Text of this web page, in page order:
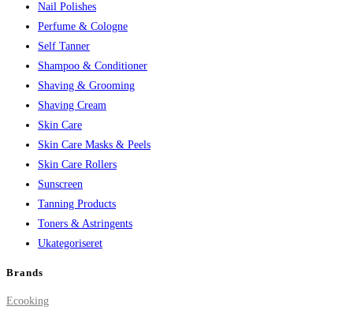
Nail Polishes
Perfume & Cologne
Self Tanner
Shampoo & Conditioner
Shaving & Grooming
Shaving Cream
Skin Care
Skin Care Masks & Peels
Skin Care Rollers
Sunscreen
Tanning Products
Toners & Astringents
Ukategoriseret
Brands
Ecooking